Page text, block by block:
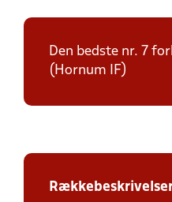
Den bedste nr. 7
(Hornum IF)